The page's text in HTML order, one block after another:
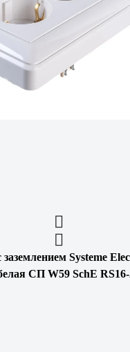
заземлением Systeme
СП W59 SchE RS16-